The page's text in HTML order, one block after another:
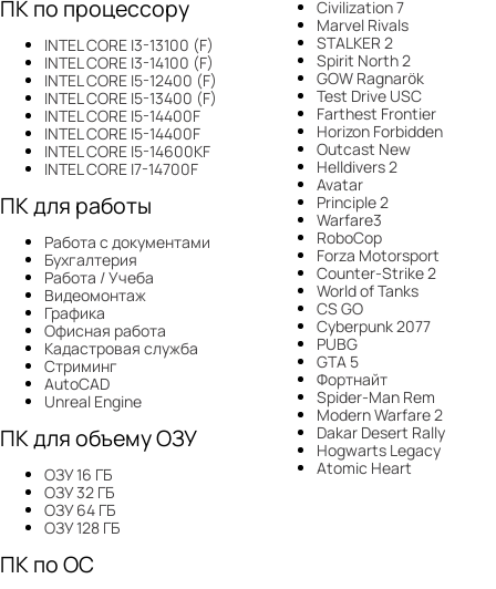
ПК по процессору
INTEL CORE I3-13100 (F)
INTEL CORE I3-14100 (F)
INTEL CORE I5-12400 (F)
INTEL CORE I5-13400 (F)
INTEL CORE I5-14400F
INTEL CORE I5-14400F
INTEL CORE I5-14600KF
INTEL CORE I7-14700F
ПК для работы
Работа с документами
Бухгалтерия
Работа / Учеба
Видеомонтаж
Графика
Офисная работа
Кадастровая служба
Стриминг
AutoCAD
Unreal Engine
ПК для объему ОЗУ
ОЗУ 16 ГБ
ОЗУ 32 ГБ
ОЗУ 64 ГБ
ОЗУ 128 ГБ
ПК по ОС
Civilization 7
Marvel Rivals
STALKER 2
Spirit North 2
GOW Ragnarök
Test Drive USC
Farthest Frontier
Horizon Forbidden
Outcast New
Helldivers 2
Avatar
Principle 2
Warfare3
RoboCop
Forza Motorsport
Counter-Strike 2
World of Tanks
CS GO
Cyberpunk 2077
PUBG
GTA 5
Фортнайт
Spider-Man Rem
Modern Warfare 2
Dakar Desert Rally
Hogwarts Legacy
Atomic Heart